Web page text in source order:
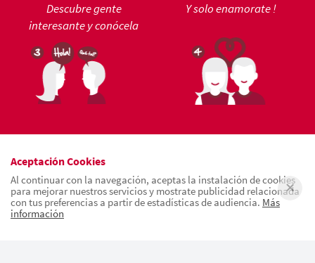
Descubre gente
interesante y conócela
Y solo enamorate !
Aceptación Cookies
Al continuar con la navegación, aceptas la instalación de cookies
para mejorar nuestros servicios y mostrate publicidad relacionada
con tus preferencias a partir de estadísticas de audiencia. Más
información